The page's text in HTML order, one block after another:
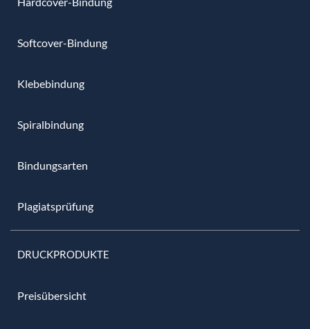
Softcover-Bindung
Klebebindung
Spiralbindung
Bindungsarten
Plagiatsprüfung
DRUCKPRODUKTE
Preisübersicht